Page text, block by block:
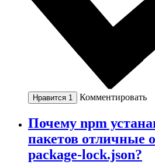
Нравится 1 Комментировать
Почему npm
пакетов отличные
package-lock.json?